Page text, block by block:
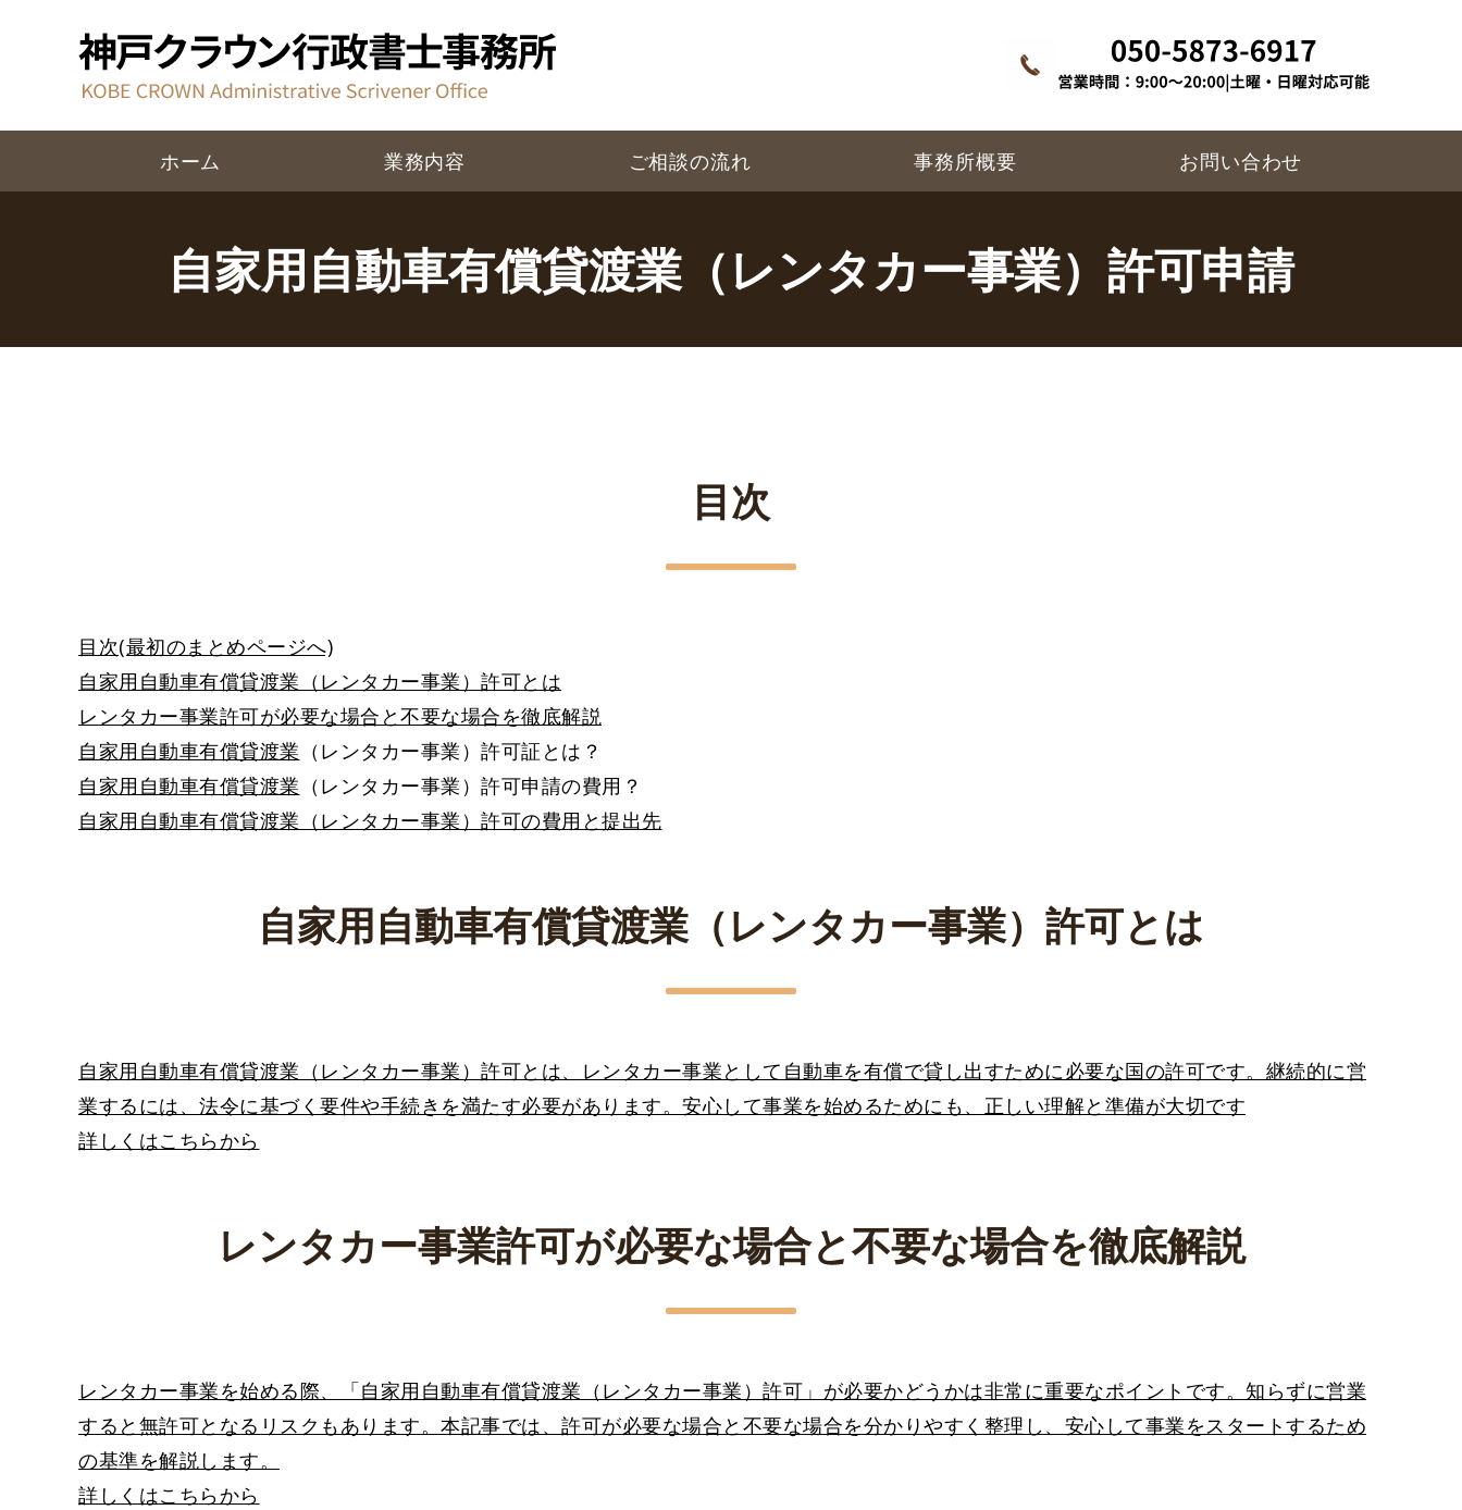
ホーム 業務内容 ご相談の流れ 事務所概要 お問い合わせ
自家用自動車有償貸渡業（レンタカー事業）許可申請
目次
目次(最初のまとめページへ)
自家用自動車有償貸渡業（レンタカー事業）許可とは
レンタカー事業許可が必要な場合と不要な場合を徹底解説
自家用自動車有償貸渡業 （レンタカー事業）許可証とは？
自家用自動車有償貸渡業 （レンタカー事業）許可申請の費用？
自家用自動車有償貸渡業（レンタカー事業）許可の費用と提出先
自家用自動車有償貸渡業（レンタカー事業）許可とは
自家用自動車有償貸渡業（レンタカー事業）許可とは、レンタカー事業として自動車を有償で貸し出すために必要な国の許可です。継続的に営
業するには、法令に基づく要件や手続きを満たす必要があります。安心して事業を始めるためにも、正しい理解と準備が大切です
詳しくはこちらから
レンタカー事業許可が必要な場合と不要な場合を徹底解説
レンタカー事業を始める際、「自家用自動車有償貸渡業（レンタカー事業）許可」が必要かどうかは非常に重要なポイントです。知らずに営業
すると無許可となるリスクもあります。本記事では、許可が必要な場合と不要な場合を分かりやすく整理し、安心して事業をスタートするため
の基準を解説します。
詳しくはこちらから